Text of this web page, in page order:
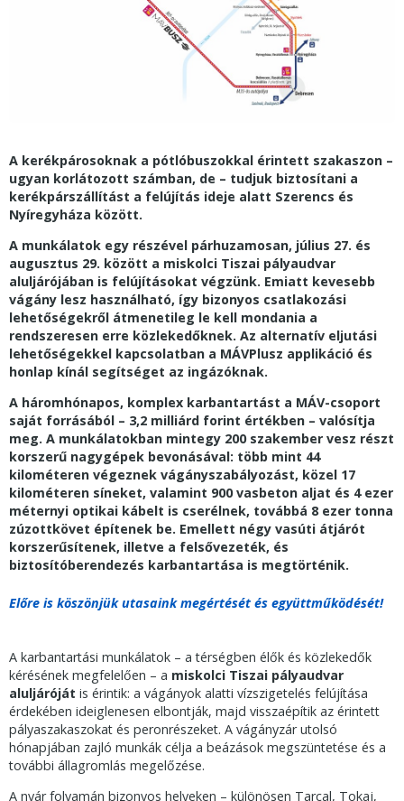
A kerékpárosoknak a pótlóbuszokkal érintett szakaszon –
ugyan korlátozott számban, de – tudjuk biztosítani a
kerékpárszállítást a felújítás ideje alatt Szerencs és
Nyíregyháza között.
A munkálatok egy részével párhuzamosan, július 27. és
augusztus 29. között a miskolci Tiszai pályaudvar
aluljárójában is felújításokat végzünk. Emiatt kevesebb
vágány lesz használható, így bizonyos csatlakozási
lehetőségekről átmenetileg le kell mondania a
rendszeresen erre közlekedőknek. Az alternatív eljutási
lehetőségekkel kapcsolatban a MÁVPlusz applikáció és
honlap kínál segítséget az ingázóknak.
A háromhónapos, komplex karbantartást a MÁV-csoport
saját forrásából – 3,2 milliárd forint értékben – valósítja
meg. A munkálatokban mintegy 200 szakember vesz részt
korszerű nagygépek bevonásával: több mint 44
kilométeren végeznek vágányszabályozást, közel 17
kilométeren síneket, valamint 900 vasbeton aljat és 4 ezer
méternyi optikai kábelt is cserélnek, továbbá 8 ezer tonna
zúzottkövet építenek be. Emellett négy vasúti átjárót
korszerűsítenek, illetve a felsővezeték, és
biztosítóberendezés karbantartása is megtörténik.
Előre is köszönjük utasaink megértését és együttműködését!
A karbantartási munkálatok – a térségben élők és közlekedők
kérésének megfelelően – a miskolci Tiszai pályaudvar
aluljáróját is érintik: a vágányok alatti vízszigetelés felújítása
érdekében ideiglenesen elbontják, majd visszaépítik az érintett
pályaszakaszokat és peronrészeket. A vágányzár utolsó
hónapjában zajló munkák célja a beázások megszüntetése és a
további állagromlás megelőzése.
A nyár folyamán bizonyos helyeken – különösen Tarcal, Tokaj,